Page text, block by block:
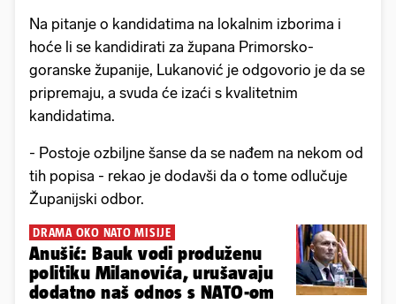
Na pitanje o kandidatima na lokalnim izborima i
hoće li se kandidirati za župana Primorsko-
goranske županije, Lukanović je odgovorio je da se
pripremaju, a svuda će izaći s kvalitetnim
kandidatima.
- Postoje ozbiljne šanse da se nađem na nekom od
tih popisa - rekao je dodavši da o tome odlučuje
Županijski odbor.
DRAMA OKO NATO MISIJE
Anušić: Bauk vodi produženu
politiku Milanovića, urušavaju
dodatno naš odnos s NATO-om